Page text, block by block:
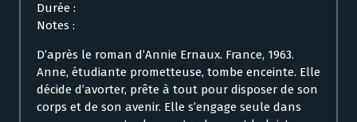
Durée :
Notes :
D’après le roman d’Annie Ernaux. France, 1963.
Anne, étudiante prometteuse, tombe enceinte. Elle
décide d’avorter, prête à tout pour disposer de son
corps et de son avenir. Elle s’engage seule dans